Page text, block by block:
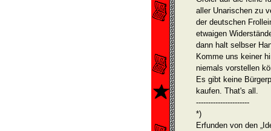
aller Unarischen zu
der deutschen
etwai­gen
dann halt selbser
Komme uns keiner
niemals vorstellen
Es gibt keine
kaufen. That's all.
----------------------
*)
Erfunden von den